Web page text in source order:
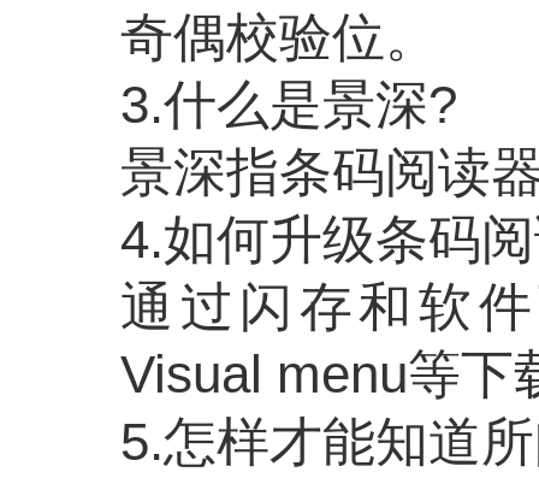
奇偶校验位。
3.什么是景深?
景深指条码阅读
4.如何升级条码
通过闪存和软
Visual menu等下
5.怎样才能知道